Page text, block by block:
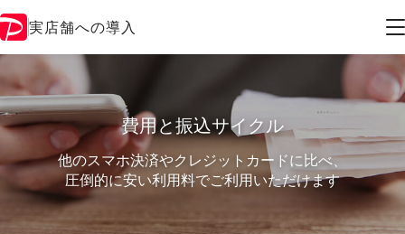
実店舗への導入
費用と振込サイクル
他のスマホ決済やクレジットカードに比べ、
圧倒的に安い利用料でご利用いただけます